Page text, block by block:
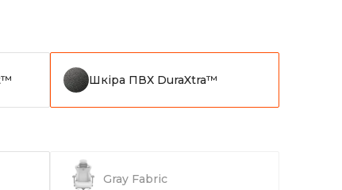
Шкіра ПВХ DuraXtra™
Gray Fabric